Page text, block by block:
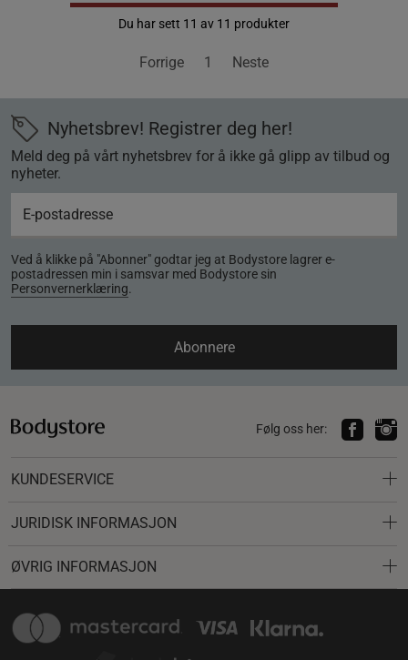
Du har sett 11 av 11 produkter
Forrige 1 Neste
Nyhetsbrev! Registrer deg her!
Meld deg på vårt nyhetsbrev for å ikke gå glipp av tilbud og
nyheter.
Ved å klikke på "Abonner" godtar jeg at Bodystore lagrer e-
postadressen min i samsvar med Bodystore sin
Personvernerklæring.
Abonnere
Følg oss her:
KUNDESERVICE
JURIDISK INFORMASJON
ØVRIG INFORMASJON